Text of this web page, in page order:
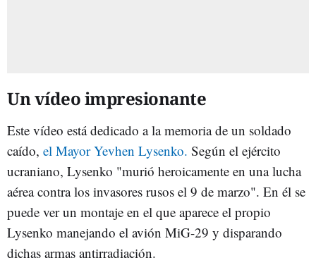
Un vídeo impresionante
Este vídeo está dedicado a la memoria de un soldado
caído, el Mayor Yevhen Lysenko. Según el ejército
ucraniano, Lysenko "murió heroicamente en una lucha
aérea contra los invasores rusos el 9 de marzo". En él se
puede ver un montaje en el que aparece el propio
Lysenko manejando el avión MiG-29 y disparando
dichas armas antirradiación.